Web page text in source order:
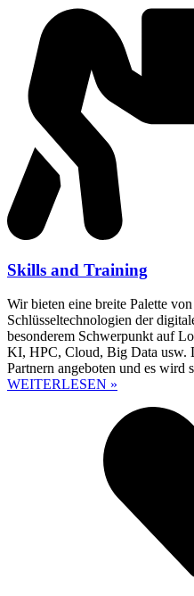
Skills and Training
Wir bieten eine breite Palette
Schlüsseltechnologien der
besonderem Schwerpunkt auf
KI, HPC, Cloud, Big Data usw.
Partnern angeboten und es wird
WEITERLESEN »